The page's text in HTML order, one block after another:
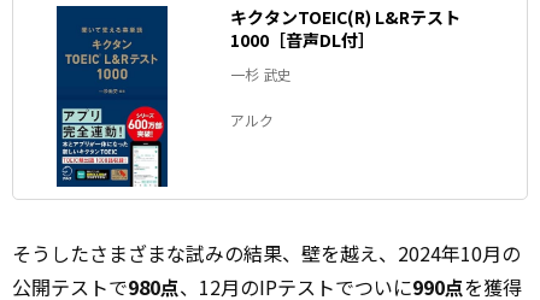
キクタンTOEIC(R) L&Rテスト
1000［音声DL付］
一杉 武史
アルク
そうしたさまざまな試みの結果、壁を越え、2024年10月の
公開テストで980点、12月のIPテストでついに990点を獲得